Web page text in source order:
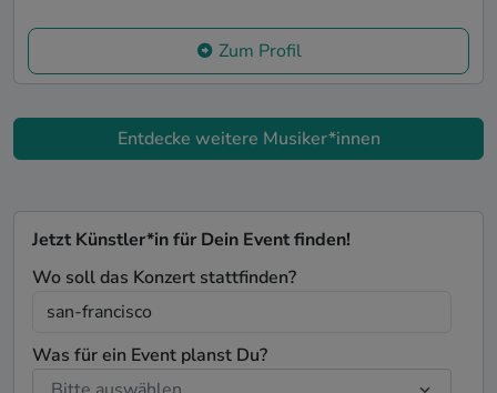
Zum Profil
Entdecke weitere Musiker*innen
Jetzt Künstler*in für Dein Event finden!
Wo soll das Konzert stattfinden?
Was für ein Event planst Du?